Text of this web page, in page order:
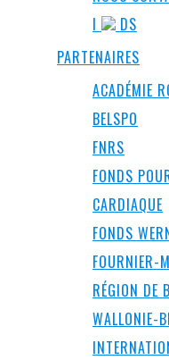
I
DS
PARTENAIRES
ACADÉMIE
BELSPO
FNRS
FONDS
CARDIAQUE
FONDS
FOURNIER-
RÉGION DE
WALLONIE-